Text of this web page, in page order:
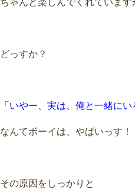
ちゃんと楽しんでくれています
どっすか？
「いやー、実は、俺と一緒に
なんてボーイは、やばいっす！
その原因をしっかりと